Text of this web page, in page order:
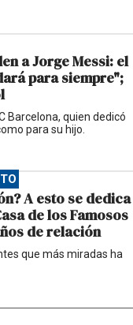
a Jorge Messi: el
para siempre";
Barcelona, quien dedicó
para su hijo.
A esto se dedica
de los Famosos
de relación
que más miradas ha